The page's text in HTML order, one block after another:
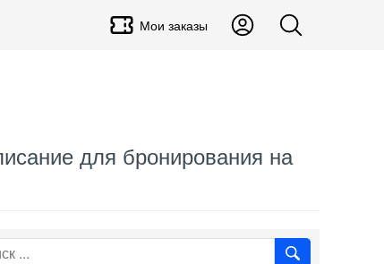
Мои заказы
для бронирования на